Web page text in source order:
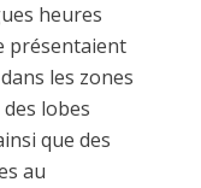
heures
présentaient
les zones
lobes
que des
au